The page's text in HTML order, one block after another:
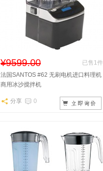
¥9599.00
已售1件
法国SANTOS #62 无刷电机进口料理机
商用冰沙搅拌机
分享 0